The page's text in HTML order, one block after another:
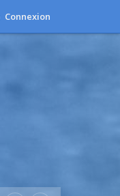
Connexion